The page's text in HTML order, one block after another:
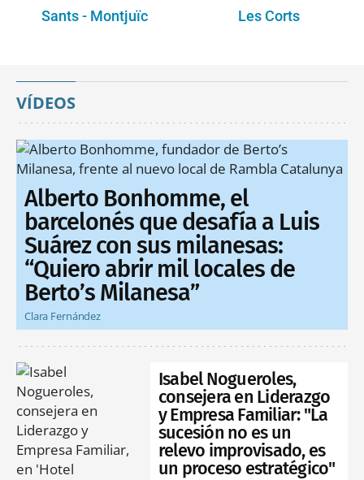
Sants - Montjuïc Les Corts
VÍDEOS
Alberto Bonhomme, el
barcelonés que desafía a Luis
Suárez con sus milanesas:
“Quiero abrir mil locales de
Berto’s Milanesa”
Clara Fernández
Isabel Nogueroles,
consejera en Liderazgo
y Empresa Familiar: "La
sucesión no es un
relevo improvisado, es
un proceso estratégico"